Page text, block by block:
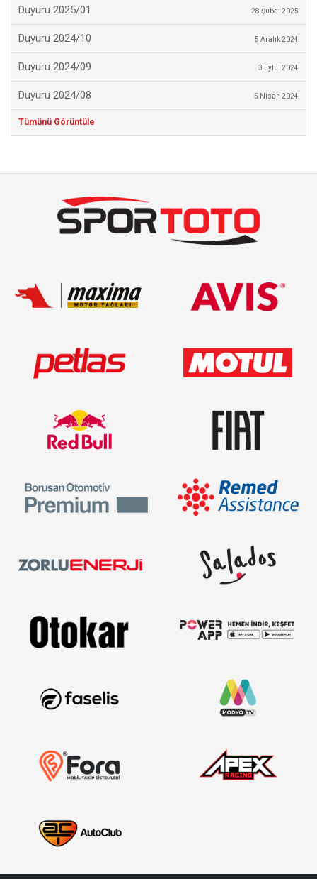
Duyuru 2025/01 28 Şubat 2025
Duyuru 2024/10 5 Aralık 2024
Duyuru 2024/09 3 Eylül 2024
Duyuru 2024/08 5 Nisan 2024
Tümünü Görüntüle